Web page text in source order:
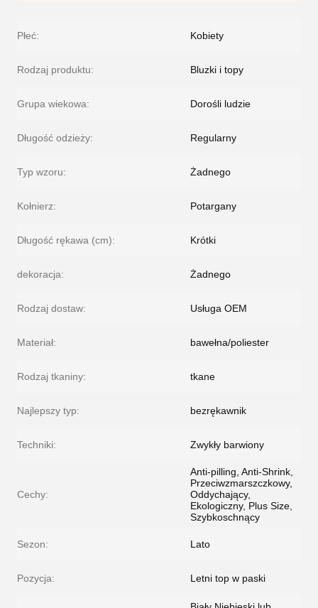
Płeć: Kobiety
Rodzaj produktu: Bluzki i topy
Grupa wiekowa: Dorośli ludzie
Długość odzieży: Regularny
Typ wzoru: Żadnego
Kołnierz: Potargany
Długość rękawa (cm): Krótki
dekoracja: Żadnego
Rodzaj dostaw: Usługa OEM
Materiał: bawełna/poliester
Rodzaj tkaniny: tkane
Najlepszy typ: bezrękawnik
Techniki: Zwykły barwiony
Cechy:
Anti-pilling, Anti-Shrink,
Przeciwzmarszczkowy,
Oddychający,
Ekologiczny, Plus Size,
Szybkoschnący
Sezon: Lato
Pozycja: Letni top w paski